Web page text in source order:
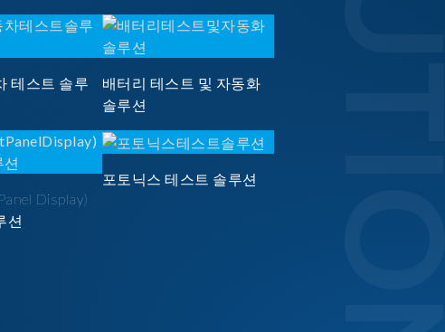
테스트 솔루
배터리 테스트 및 자동화
솔루션
Display)
션
포토닉스 테스트 솔루션